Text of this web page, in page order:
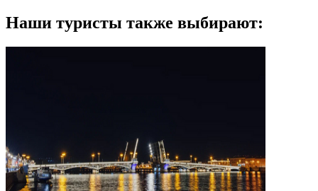
Наши туристы также выбирают: